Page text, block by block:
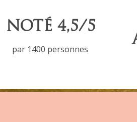
NOTÉ 4,5/5
par 1400 personnes